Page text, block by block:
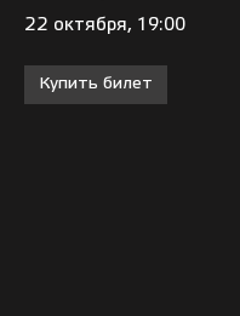
22 октября, 19:00
Купить билет